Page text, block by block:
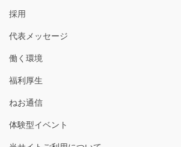
採用
代表メッセージ
働く環境
福利厚生
ねお通信
体験型イベント